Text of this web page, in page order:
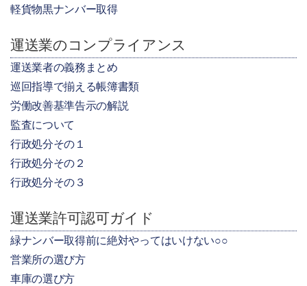
軽貨物黒ナンバー取得
運送業のコンプライアンス
運送業者の義務まとめ
巡回指導で揃える帳簿書類
労働改善基準告示の解説
監査について
行政処分その１
行政処分その２
行政処分その３
運送業許可認可ガイド
緑ナンバー取得前に絶対やってはいけない○○
営業所の選び方
車庫の選び方